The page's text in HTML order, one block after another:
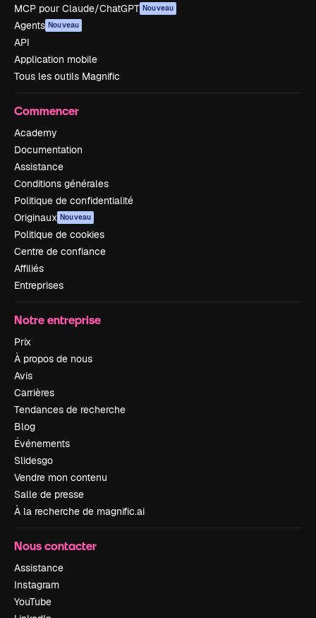
MCP pour Claude/ChatGPT Nouveau
Agents Nouveau
API
Application mobile
Tous les outils Magnific
Commencer
Academy
Documentation
Assistance
Conditions générales
Politique de confidentialité
Originaux Nouveau
Politique de cookies
Centre de confiance
Affiliés
Entreprises
Notre entreprise
Prix
À propos de nous
Avis
Carrières
Tendances de recherche
Blog
Événements
Slidesgo
Vendre mon contenu
Salle de presse
À la recherche de magnific.ai
Nous contacter
Assistance
Instagram
YouTube